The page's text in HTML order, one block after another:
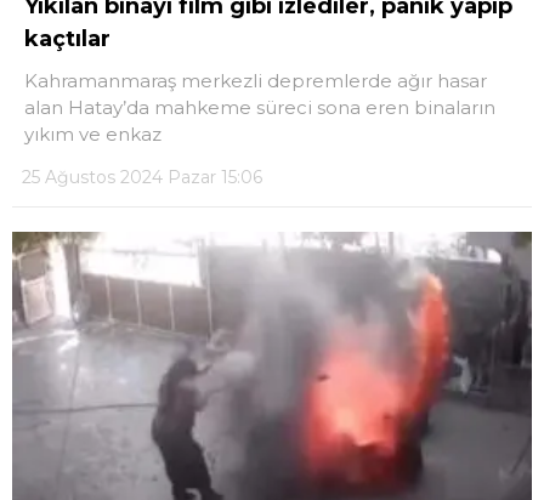
Yıkılan binayı film gibi izlediler, panik yapıp
kaçtılar
Kahramanmaraş merkezli depremlerde ağır hasar
alan Hatay’da mahkeme süreci sona eren binaların
yıkım ve enkaz
25 Ağustos 2024 Pazar 15:06